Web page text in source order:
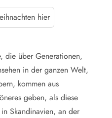
hier
die über Generationen,
in der ganzen Welt,
kommen aus
geben, als diese
Skandinavien, an der